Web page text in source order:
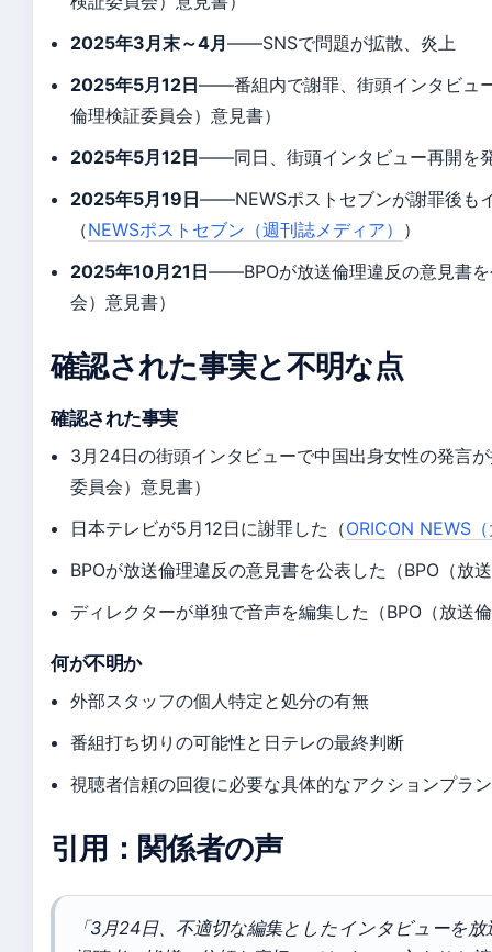
2025年3月末～4月——SNSで問題が拡散、炎上
2025年5月12日——番組内で謝罪、街頭インタビュ
倫理検証委員会）意見書）
2025年5月12日——同日、街頭インタビュー再開を
2025年5月19日——NEWSポストセブンが謝罪後も
（NEWSポストセブン（週刊誌メディア） ）
2025年10月21日——BPOが放送倫理違反の意見書
会）意見書）
確認された事実と不明な点
確認された事実
3月24日の街頭インタビューで中国出身女性の発言
委員会）意見書）
日本テレビが5月12日に謝罪した（ORICON NEWS
BPOが放送倫理違反の意見書を公表した（BPO（放
ディレクターが単独で音声を編集した（BPO（放送
何が不明か
外部スタッフの個人特定と処分の有無
番組打ち切りの可能性と日テレの最終判断
視聴者信頼の回復に必要な具体的なアクションプラン
引用：関係者の声
「3月24日、不適切な編集としたインタビューを